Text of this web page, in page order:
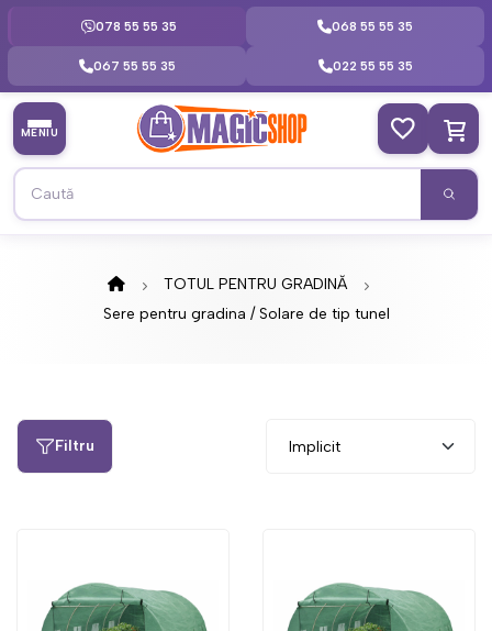
078 55 55 35 068 55 55 35
067 55 55 35 022 55 55 35
MENIU
TOTUL PENTRU GRADINĂ
Sere pentru gradina / Solare de tip tunel
Filtru